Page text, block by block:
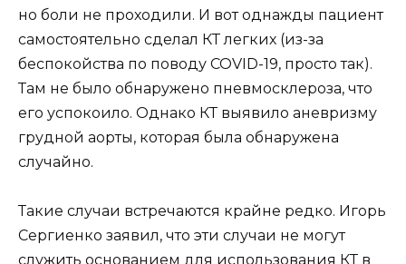
но боли не проходили. И вот однажды пациент
самостоятельно сделал КТ легких (из-за
беспокойства по поводу COVID-19, просто так).
Там не было обнаружено пневмосклероза, что
его успокоило. Однако КТ выявило аневризму
грудной аорты, которая была обнаружена
случайно.
Такие случаи встречаются крайне редко. Игорь
Сергиенко заявил, что эти случаи не могут
служить основанием для использования КТ в